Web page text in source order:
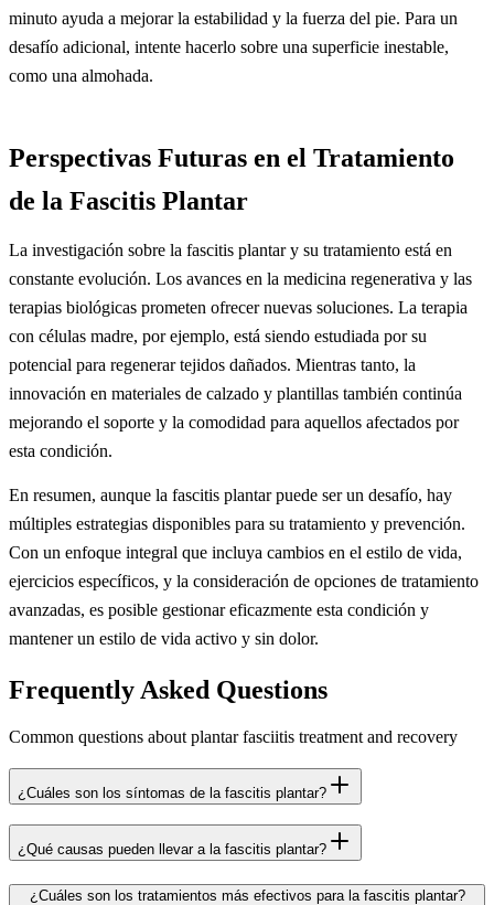
minuto ayuda a mejorar la estabilidad y la fuerza del pie. Para un
desafío adicional, intente hacerlo sobre una superficie inestable,
como una almohada.
Perspectivas Futuras en el Tratamiento
de la Fascitis Plantar
La investigación sobre la fascitis plantar y su tratamiento está en
constante evolución. Los avances en la medicina regenerativa y las
terapias biológicas prometen ofrecer nuevas soluciones. La terapia
con células madre, por ejemplo, está siendo estudiada por su
potencial para regenerar tejidos dañados. Mientras tanto, la
innovación en materiales de calzado y plantillas también continúa
mejorando el soporte y la comodidad para aquellos afectados por
esta condición.
En resumen, aunque la fascitis plantar puede ser un desafío, hay
múltiples estrategias disponibles para su tratamiento y prevención.
Con un enfoque integral que incluya cambios en el estilo de vida,
ejercicios específicos, y la consideración de opciones de tratamiento
avanzadas, es posible gestionar eficazmente esta condición y
mantener un estilo de vida activo y sin dolor.
Frequently Asked Questions
Common questions about plantar fasciitis treatment and recovery
¿Cuáles son los síntomas de la fascitis plantar?
¿Qué causas pueden llevar a la fascitis plantar?
¿Cuáles son los tratamientos más efectivos para la fascitis plantar?